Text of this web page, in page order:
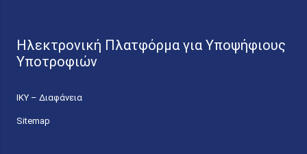
Ηλεκτρονική Πλατφόρμα για Υποψήφιους
Υποτροφιών
ΙΚΥ – Διαφάνεια
Sitemap